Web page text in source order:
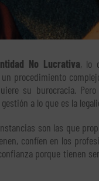
No Lucrativa, lo
procedimiento
su burocracia.
a lo que es la
son las que
confíen en los
porque tienen